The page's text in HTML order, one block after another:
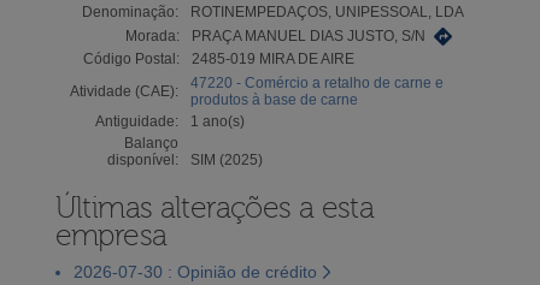
Denominação:
ROTINEMPEDAÇOS, UNIPESSOAL, LDA
Morada:
PRAÇA MANUEL DIAS JUSTO, S/N
Código Postal:
2485-019 MIRA DE AIRE
Atividade (CAE):
47220 - Comércio a retalho de carne e
produtos à base de carne
Antiguidade:
1 ano(s)
Balanço
disponível:
SIM (2025)
Últimas alterações a esta
empresa
2026-07-30 : Opinião de crédito